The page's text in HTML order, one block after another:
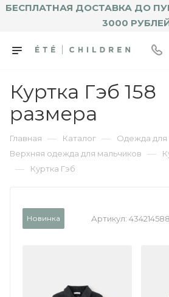
БЕСПЛАТНАЯ ДОСТАВКА ДО
3000
Куртка Гэб 158
размера
Главная — Каталог — Одежда для
Верхняя одежда для мальчиков —
— Куртка Гэб
Новинка Артикул: